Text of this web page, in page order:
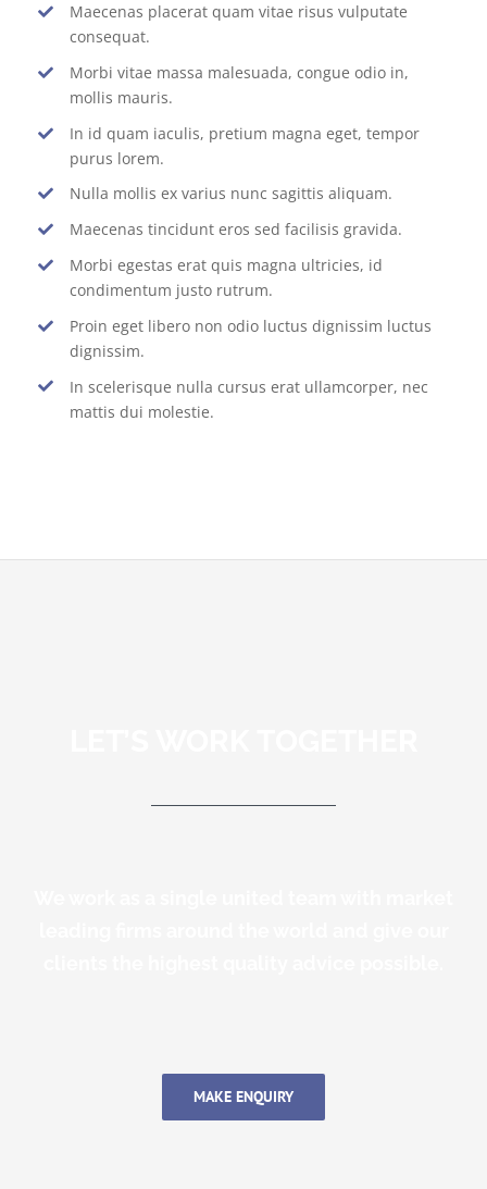
Maecenas placerat quam vitae risus vulputate
consequat.
Morbi vitae massa malesuada, congue odio in,
mollis mauris.
In id quam iaculis, pretium magna eget, tempor
purus lorem.
Nulla mollis ex varius nunc sagittis aliquam.
Maecenas tincidunt eros sed facilisis gravida.
Morbi egestas erat quis magna ultricies, id
condimentum justo rutrum.
Proin eget libero non odio luctus dignissim luctus
dignissim.
In scelerisque nulla cursus erat ullamcorper, nec
mattis dui molestie.
MAKE ENQUIRY